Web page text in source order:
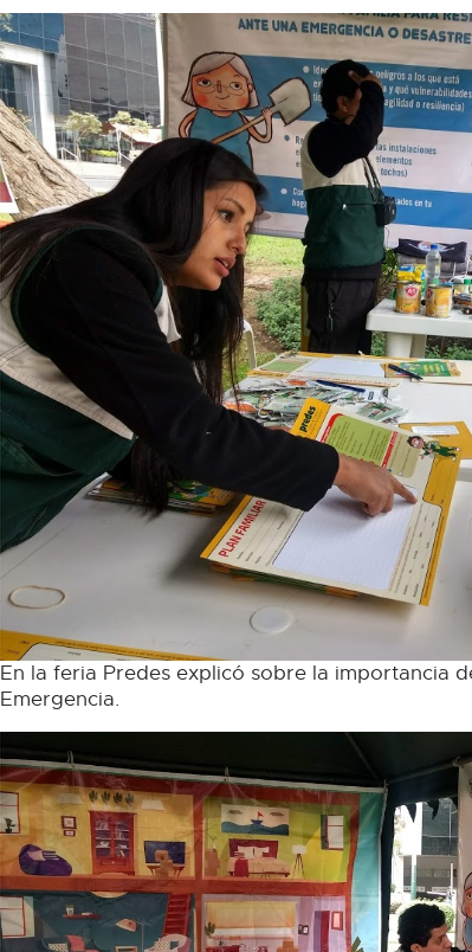
En la feria Predes explicó sobre la importancia
Emergencia.